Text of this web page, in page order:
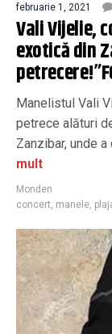
februarie 1, 2021
Vali Vijelie,
exotică din
Manelistul Vali
petrece alături
Zanzibar, unde
mult
Monden
concert manele